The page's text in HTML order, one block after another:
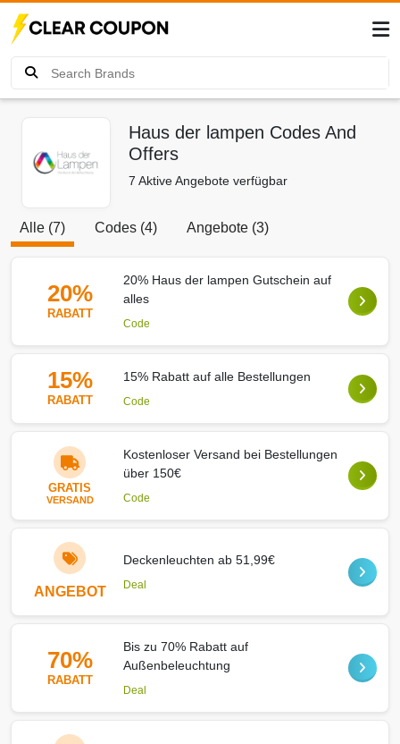
Haus der lampen Codes And
Offers
7 Aktive Angebote verfügbar
Alle (7) Codes (4) Angebote (3)
20%
RABATT
20% Haus der lampen Gutschein auf
alles
Code
15%
RABATT
15% Rabatt auf alle Bestellungen
Code
GRATIS
VERSAND
Kostenloser Versand bei Bestellungen
über 150€
Code
ANGEBOT
Deckenleuchten ab 51,99€
Deal
70%
RABATT
Bis zu 70% Rabatt auf
Außenbeleuchtung
Deal